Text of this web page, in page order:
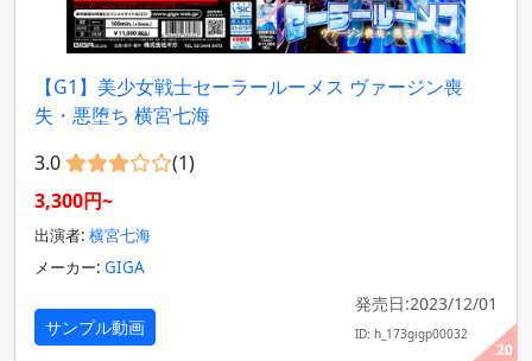
20
【G1】美少女戦士セーラールーメス ヴァージン喪
失・悪堕ち 横宮七海
3.0
(1)
3,300円~
出演者: 横宮七海
メーカー: GIGA
サンプル動画
発売日:2023/12/01
ID: h_173gigp00032